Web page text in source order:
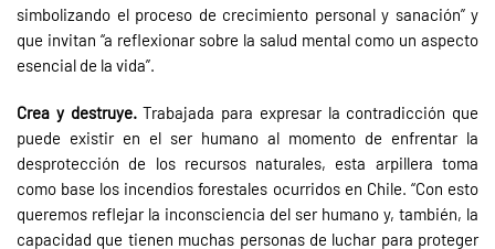
simbolizando el proceso de crecimiento personal y sanación” y
que invitan “a reflexionar sobre la salud mental como un aspecto
esencial de la vida”.
Crea y destruye.Trabajada para expresar la contradicción que
puede existir en el ser humano al momento de enfrentar la
desprotección de los recursos naturales, esta arpillera toma
como base los incendios forestales ocurridos en Chile. “Con esto
queremos reflejar la inconsciencia del ser humano y, también, la
capacidad que tienen muchas personas de luchar para proteger